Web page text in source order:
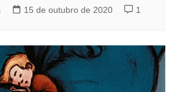
15 de outubro de 2020 1